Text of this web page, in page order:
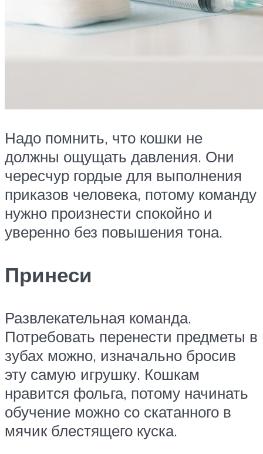
Надо помнить, что кошки не
должны ощущать давления. Они
чересчур гордые для выполнения
приказов человека, потому команду
нужно произнести спокойно и
уверенно без повышения тона.
Принеси
Развлекательная команда.
Потребовать перенести предметы в
зубах можно, изначально бросив
эту самую игрушку. Кошкам
нравится фольга, потому начинать
обучение можно со скатанного в
мячик блестящего куска.